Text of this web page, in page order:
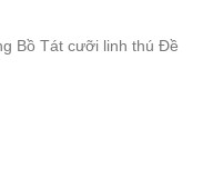
Bồ Tát cưỡi linh thú Đề